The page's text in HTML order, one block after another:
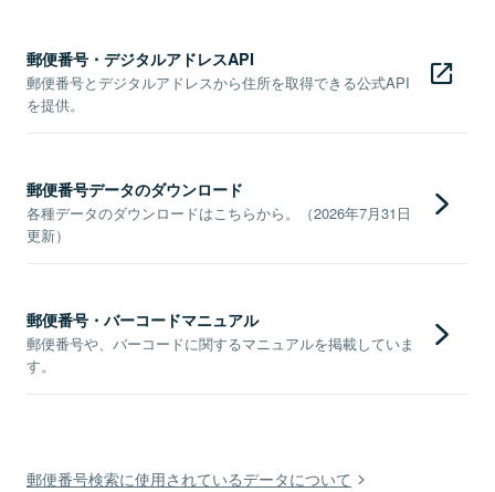
郵便番号・デジタルアドレスAPI
郵便番号とデジタルアドレスから住所を取得できる公式API
を提供。
郵便番号データのダウンロード
各種データのダウンロードはこちらから。（2026年7月31日
更新）
郵便番号・バーコードマニュアル
郵便番号や、バーコードに関するマニュアルを掲載していま
す。
郵便番号検索に使用されているデータについて